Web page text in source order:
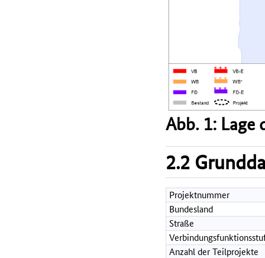
Abb. 1: Lage
2.2
Projektnummer
Bundesland
Straße
Anzahl der Teilprojekte